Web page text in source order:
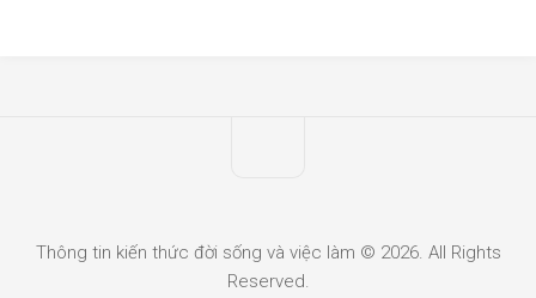
Thông tin kiến thức đời sống và việc làm © 2026. All Rights
Reserved.